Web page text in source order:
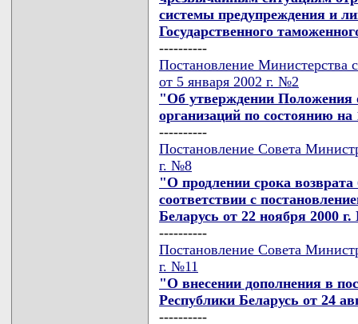
системы предупреждения и
Государственного
----------
Постановление Министерства
от 5 января 2002 г. №2
"Об утверждении Положения
организаций по состоянию
----------
Постановление Совета
г. №8
"О продлении срока
соответствии с
Беларусь от 22 ноября 2000
----------
Постановление Совета
г. №11
"О внесении дополнения в
Республики Беларусь от 24
----------